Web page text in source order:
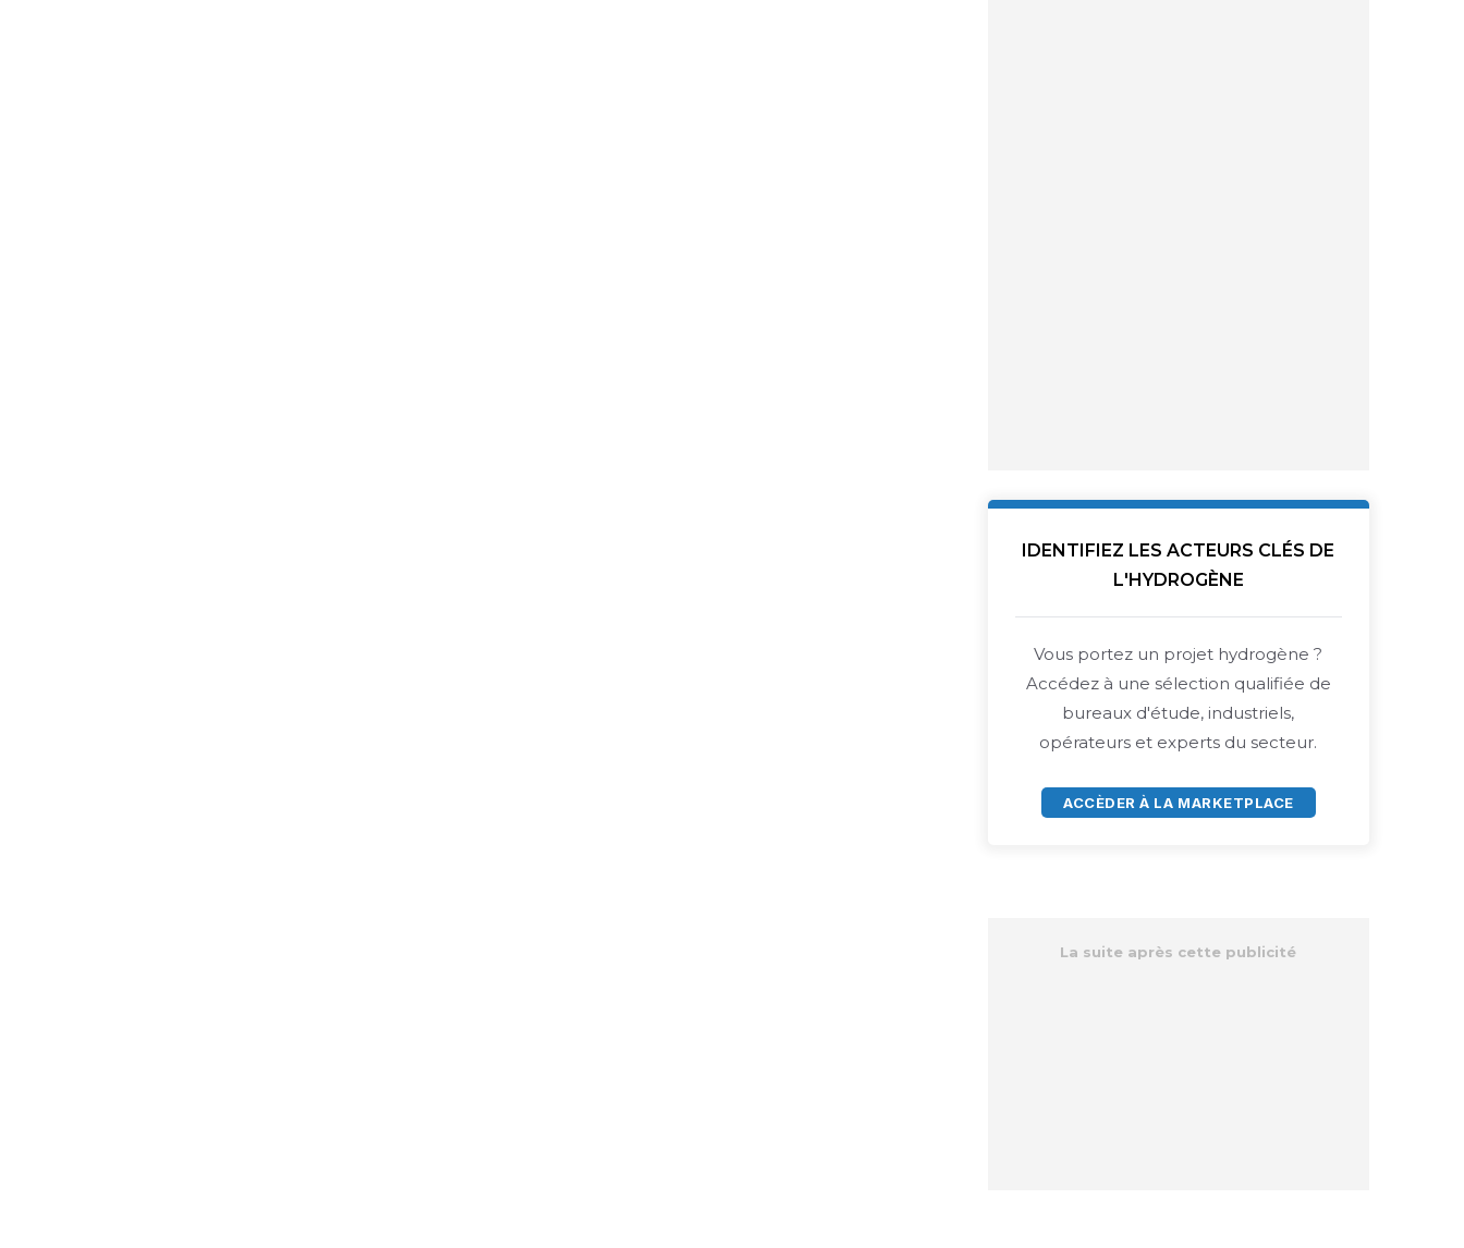
IDENTIFIEZ LES ACTEURS CLÉS DE
L'HYDROGÈNE
Vous portez un projet hydrogène ?
Accédez à une sélection qualifiée de
bureaux d'étude, industriels,
opérateurs et experts du secteur.
ACCÈDER À LA MARKETPLACE